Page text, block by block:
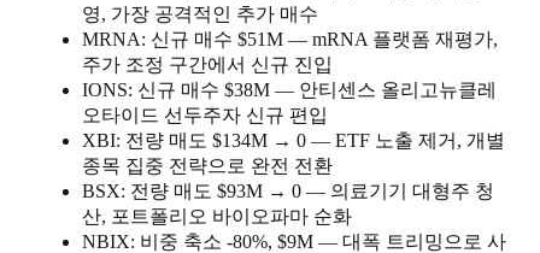
영, 가장 공격적인 추가 매수
MRNA: 신규 매수 $51M — mRNA 플랫폼 재평가,
주가 조정 구간에서 신규 진입
IONS: 신규 매수 $38M — 안티센스 올리고뉴클레
오타이드 선두주자 신규 편입
XBI: 전량 매도 $134M → 0 — ETF 노출 제거, 개별
종목 집중 전략으로 완전 전환
BSX: 전량 매도 $93M → 0 — 의료기기 대형주 청
산, 포트폴리오 바이오파마 순화
NBIX: 비중 축소 -80%, $9M — 대폭 트리밍으로 사